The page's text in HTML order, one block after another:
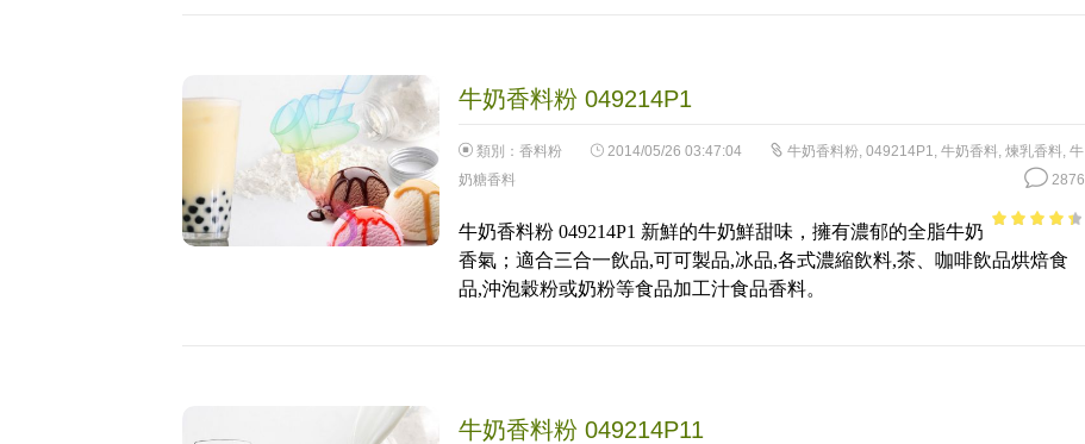
牛奶香料粉 049214P1
類別： 香料粉 2014/05/26 03:47:04 牛奶香料粉, 049214P1, 牛奶香料, 煉乳香料, 牛
奶糖香料
2876
of 5
牛奶香料粉 049214P1 新鮮的牛奶鮮甜味，擁有濃郁的全脂牛奶
香氣；適合三合一飲品,可可製品,冰品,各式濃縮飲料,茶、咖啡飲品烘焙食
品,沖泡穀粉或奶粉等食品加工汁食品香料。
牛奶香料粉 049214P11